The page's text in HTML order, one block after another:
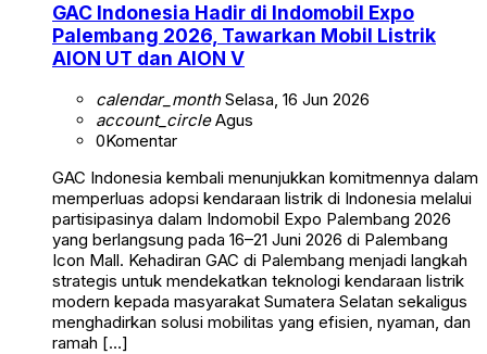
GAC Indonesia Hadir di Indomobil Expo
Palembang 2026, Tawarkan Mobil Listrik
AION UT dan AION V
calendar_monthSelasa, 16 Jun 2026
account_circleAgus
0Komentar
GAC Indonesia kembali menunjukkan komitmennya dalam
memperluas adopsi kendaraan listrik di Indonesia melalui
partisipasinya dalam Indomobil Expo Palembang 2026
yang berlangsung pada 16–21 Juni 2026 di Palembang
Icon Mall. Kehadiran GAC di Palembang menjadi langkah
strategis untuk mendekatkan teknologi kendaraan listrik
modern kepada masyarakat Sumatera Selatan sekaligus
menghadirkan solusi mobilitas yang efisien, nyaman, dan
ramah […]